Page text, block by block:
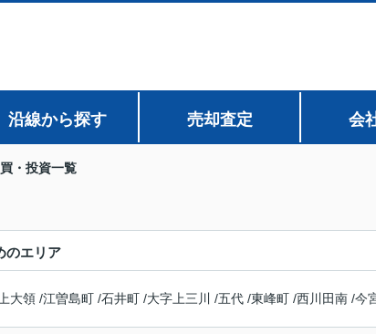
沿線から探す 売却査定 会
・投資一覧
のエリア
上大領 /江曽島町 /石井町 /大字上三川 /五代 /東峰町 /西川田南 /今